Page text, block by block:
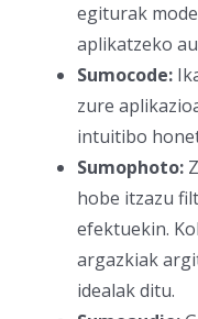
egiturak
aplikatzeko
Sumocode:
zure
intuitibo
Sumophoto:
hobe itzazu
efektuekin.
argazkiak
idealak ditu.